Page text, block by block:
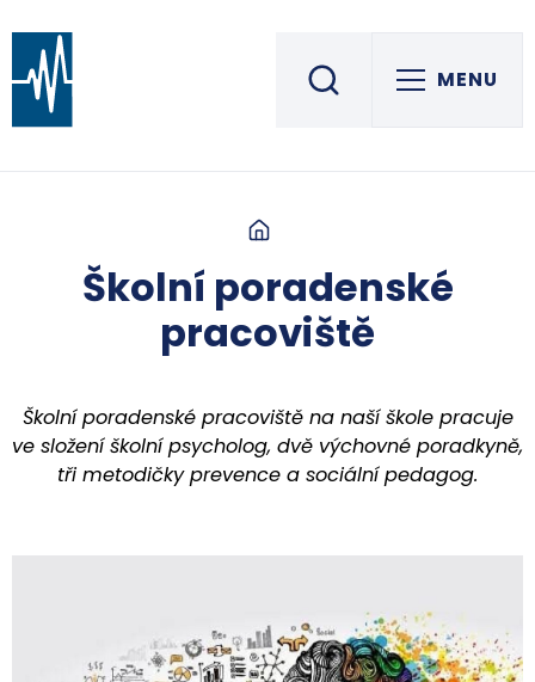
Střední škola informatiky, elektrotechniky a řemesel
ROŽNOV POD RADHOŠTĚM MENU
Školní poradenské
pracoviště
Školní poradenské pracoviště na naší škole pracuje
ve složení školní psycholog, dvě výchovné poradkyně,
tři metodičky prevence a sociální pedagog.